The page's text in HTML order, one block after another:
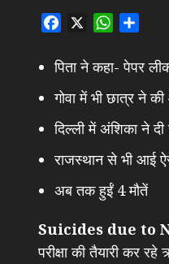
Facebook WhatsApp
पिता ने कहा- पेपर
गोवा में भी छात्र ने
दिल्ली में अंशिका ने
राजस्थान से भी आई
अब तक हुईं 4 मौतें
Suicides due to
परीक्षा की तैयारी कर